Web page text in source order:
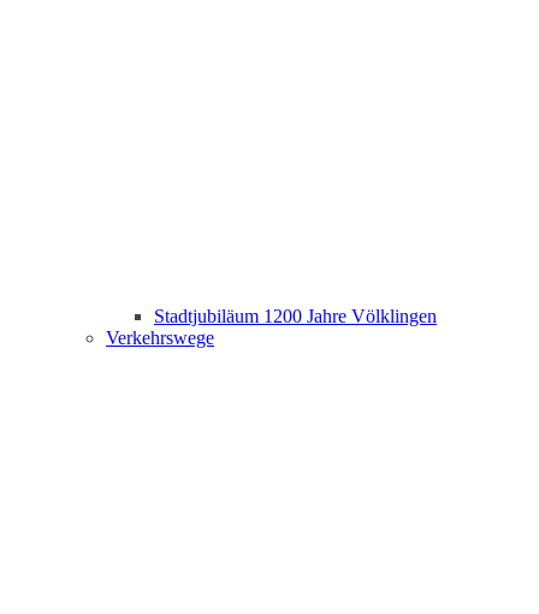
Stadtjubiläum 1200 Jahre Völklingen
Verkehrswege